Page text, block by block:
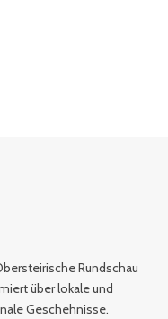
Rundschau
über lokale und
Geschehnisse.